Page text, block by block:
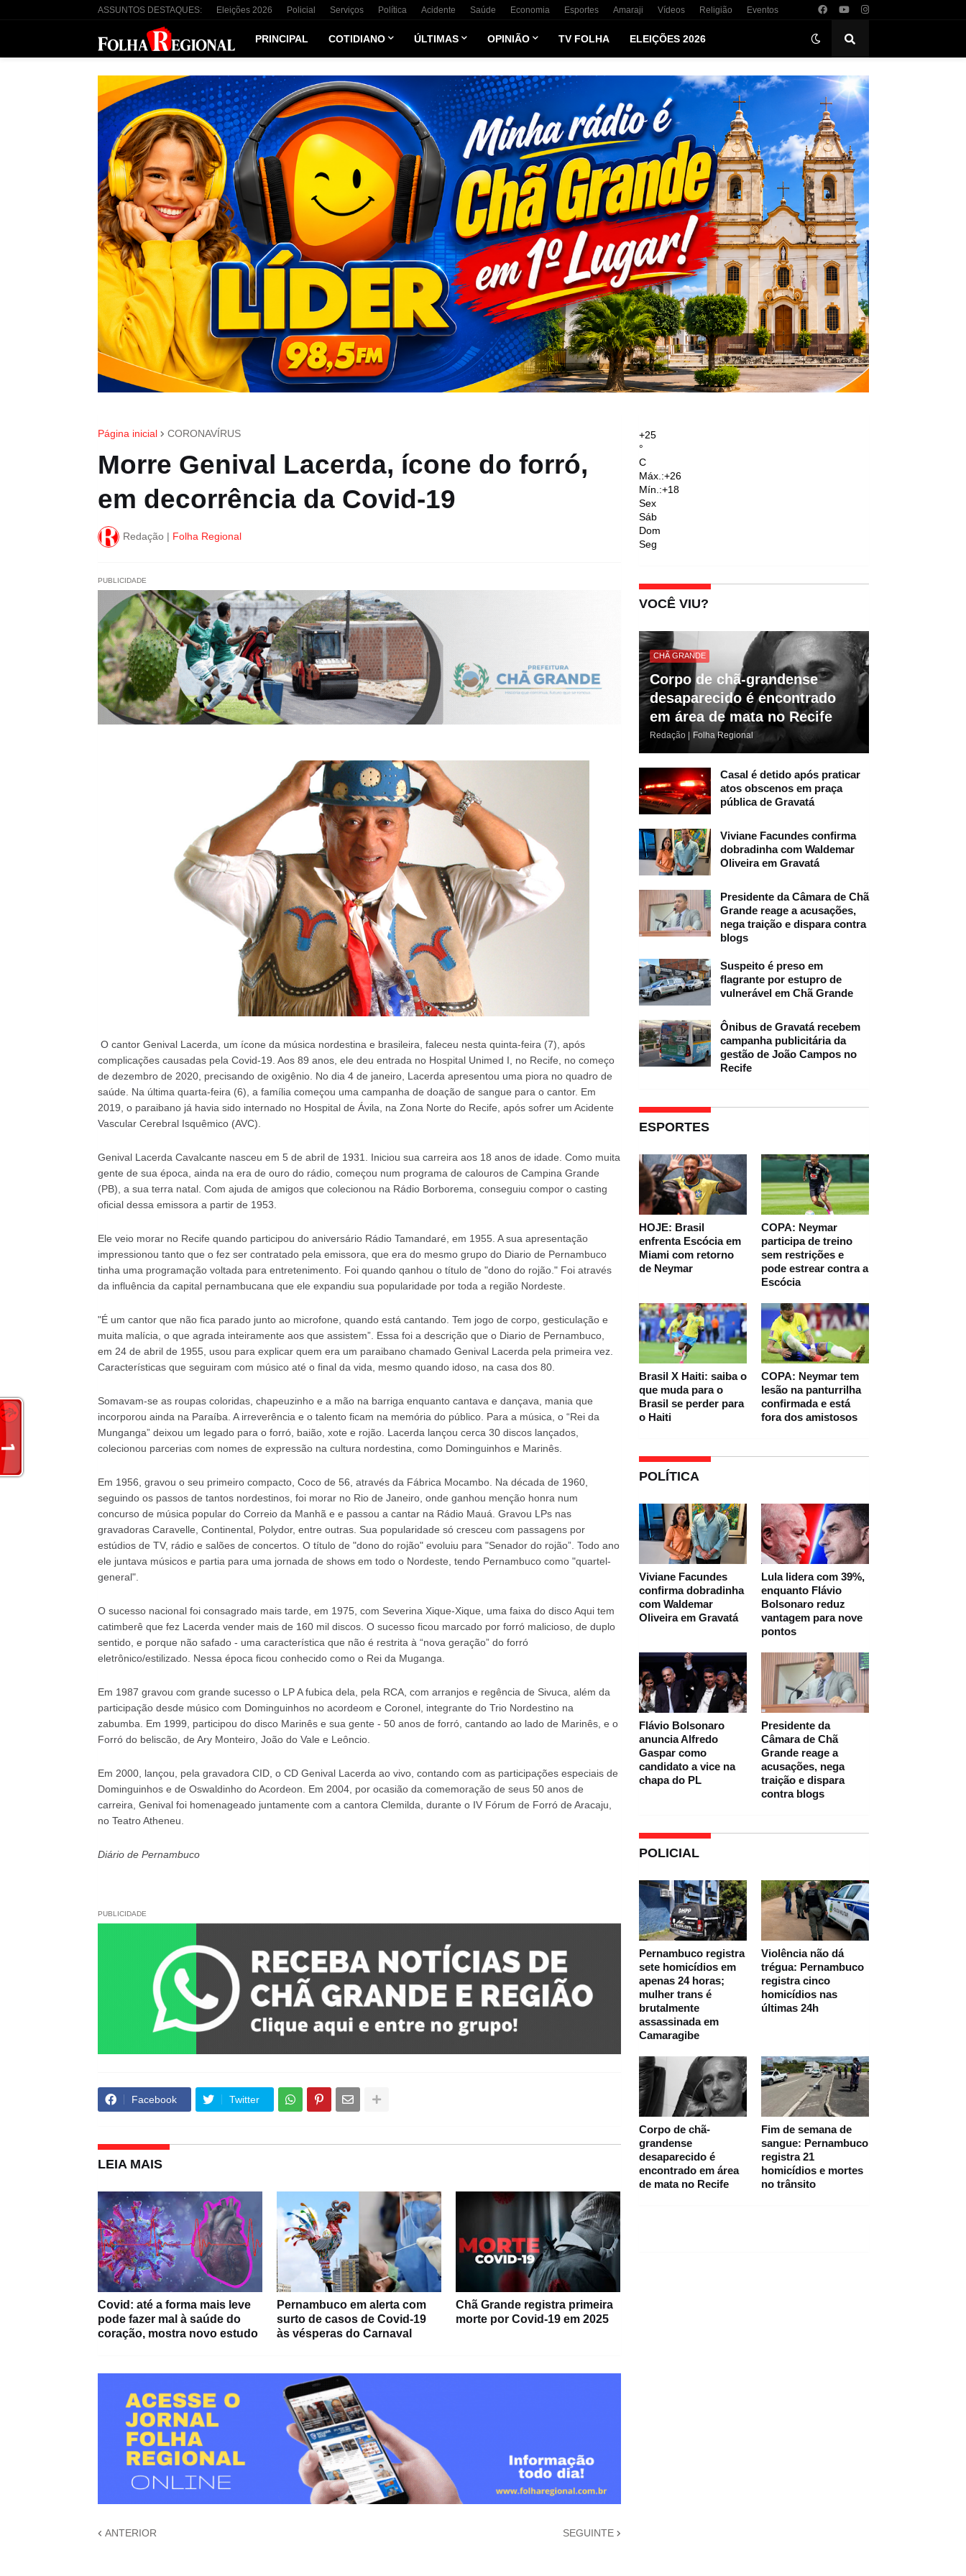
ASSUNTOS DESTAQUES: Eleições 2026 Policial Serviços Política Acidente Saúde Economia Esportes Amaraji Vídeos Religião Eventos
PRINCIPAL COTIDIANO ÚLTIMAS OPINIÃO TV FOLHA ELEIÇÕES 2026
Página inicial CORONAVÍRUS
Morre Genival Lacerda, ícone do forró,
em decorrência da Covid-19
Redação | Folha Regional
PUBLICIDADE
O cantor Genival Lacerda, um ícone da música nordestina e brasileira, faleceu nesta quinta-feira (7), após
complicações causadas pela Covid-19. Aos 89 anos, ele deu entrada no Hospital Unimed I, no Recife, no começo
de dezembro de 2020, precisando de oxigênio. No dia 4 de janeiro, Lacerda apresentou uma piora no quadro de
saúde. Na última quarta-feira (6), a família começou uma campanha de doação de sangue para o cantor. Em
2019, o paraibano já havia sido internado no Hospital de Ávila, na Zona Norte do Recife, após sofrer um Acidente
Vascular Cerebral Isquêmico (AVC).
Genival Lacerda Cavalcante nasceu em 5 de abril de 1931. Iniciou sua carreira aos 18 anos de idade. Como muita
gente de sua época, ainda na era de ouro do rádio, começou num programa de calouros de Campina Grande
(PB), a sua terra natal. Com ajuda de amigos que colecionou na Rádio Borborema, conseguiu compor o casting
oficial dessa emissora a partir de 1953.
Ele veio morar no Recife quando participou do aniversário Rádio Tamandaré, em 1955. A sua apresentação
impressionou tanto que o fez ser contratado pela emissora, que era do mesmo grupo do Diario de Pernambuco
tinha uma programação voltada para entretenimento. Foi quando qanhou o título de "dono do rojão." Foi através
da influência da capital pernambucana que ele expandiu sua popularidade por toda a região Nordeste.
"É um cantor que não fica parado junto ao microfone, quando está cantando. Tem jogo de corpo, gesticulação e
muita malícia, o que agrada inteiramente aos que assistem”. Essa foi a descrição que o Diario de Pernambuco,
em 24 de abril de 1955, usou para explicar quem era um paraibano chamado Genival Lacerda pela primeira vez.
Características que seguiram com músico até o final da vida, mesmo quando idoso, na casa dos 80.
Somavam-se as roupas coloridas, chapeuzinho e a mão na barriga enquanto cantava e dançava, mania que
incorporou ainda na Paraíba. A irreverência e o talento ficam na memória do público. Para a música, o “Rei da
Munganga” deixou um legado para o forró, baião, xote e rojão. Lacerda lançou cerca 30 discos lançados,
colecionou parcerias com nomes de expressão na cultura nordestina, como Dominguinhos e Marinês.
Em 1956, gravou o seu primeiro compacto, Coco de 56, através da Fábrica Mocambo. Na década de 1960,
seguindo os passos de tantos nordestinos, foi morar no Rio de Janeiro, onde ganhou menção honra num
concurso de música popular do Correio da Manhã e e passou a cantar na Rádio Mauá. Gravou LPs nas
gravadoras Caravelle, Continental, Polydor, entre outras. Sua popularidade só cresceu com passagens por
estúdios de TV, rádio e salões de concertos. O título de "dono do rojão" evoluiu para "Senador do rojão”. Todo ano
ele juntava músicos e partia para uma jornada de shows em todo o Nordeste, tendo Pernambuco como "quartel-
general".
O sucesso nacional foi consagrado mais tarde, em 1975, com Severina Xique-Xique, uma faixa do disco Aqui tem
catimberê que fez Lacerda vender mais de 160 mil discos. O sucesso ficou marcado por forró malicioso, de duplo
sentido, e porque não safado - uma característica que não é restrita à “nova geração” do forró
eletrônico/estilizado. Nessa época ficou conhecido como o Rei da Muganga.
Em 1987 gravou com grande sucesso o LP A fubica dela, pela RCA, com arranjos e regência de Sivuca, além da
participação desde músico com Dominguinhos no acordeom e Coronel, integrante do Trio Nordestino na
zabumba. Em 1999, participou do disco Marinês e sua gente - 50 anos de forró, cantando ao lado de Marinês, e o
Forró do beliscão, de Ary Monteiro, João do Vale e Leôncio.
Em 2000, lançou, pela gravadora CID, o CD Genival Lacerda ao vivo, contando com as participações especiais de
Dominguinhos e de Oswaldinho do Acordeon. Em 2004, por ocasião da comemoração de seus 50 anos de
carreira, Genival foi homenageado juntamente com a cantora Clemilda, durante o IV Fórum de Forró de Aracaju,
no Teatro Atheneu.
Diário de Pernambuco
PUBLICIDADE
Facebook Twitter
LEIA MAIS
Covid: até a forma mais leve
pode fazer mal à saúde do
coração, mostra novo estudo
Pernambuco em alerta com
surto de casos de Covid-19
às vésperas do Carnaval
Chã Grande registra primeira
morte por Covid-19 em 2025
ANTERIOR SEGUINTE
+25
°
C
Máx.:+26
Mín.:+18
Sex
Sáb
Dom
Seg
VOCÊ VIU?
CHÃ GRANDE
Corpo de chã-grandense
desaparecido é encontrado
em área de mata no Recife
Redação | Folha Regional
Casal é detido após praticar
atos obscenos em praça
pública de Gravatá
Viviane Facundes confirma
dobradinha com Waldemar
Oliveira em Gravatá
Presidente da Câmara de Chã
Grande reage a acusações,
nega traição e dispara contra
blogs
Suspeito é preso em
flagrante por estupro de
vulnerável em Chã Grande
Ônibus de Gravatá recebem
campanha publicitária da
gestão de João Campos no
Recife
ESPORTES
HOJE: Brasil
enfrenta Escócia em
Miami com retorno
de Neymar
COPA: Neymar
participa de treino
sem restrições e
pode estrear contra a
Escócia
Brasil X Haiti: saiba o
que muda para o
Brasil se perder para
o Haiti
COPA: Neymar tem
lesão na panturrilha
confirmada e está
fora dos amistosos
POLÍTICA
Viviane Facundes
confirma dobradinha
com Waldemar
Oliveira em Gravatá
Lula lidera com 39%,
enquanto Flávio
Bolsonaro reduz
vantagem para nove
pontos
Flávio Bolsonaro
anuncia Alfredo
Gaspar como
candidato a vice na
chapa do PL
Presidente da
Câmara de Chã
Grande reage a
acusações, nega
traição e dispara
contra blogs
POLICIAL
Pernambuco registra
sete homicídios em
apenas 24 horas;
mulher trans é
brutalmente
assassinada em
Camaragibe
Violência não dá
trégua: Pernambuco
registra cinco
homicídios nas
últimas 24h
Corpo de chã-
grandense
desaparecido é
encontrado em área
de mata no Recife
Fim de semana de
sangue: Pernambuco
registra 21
homicídios e mortes
no trânsito